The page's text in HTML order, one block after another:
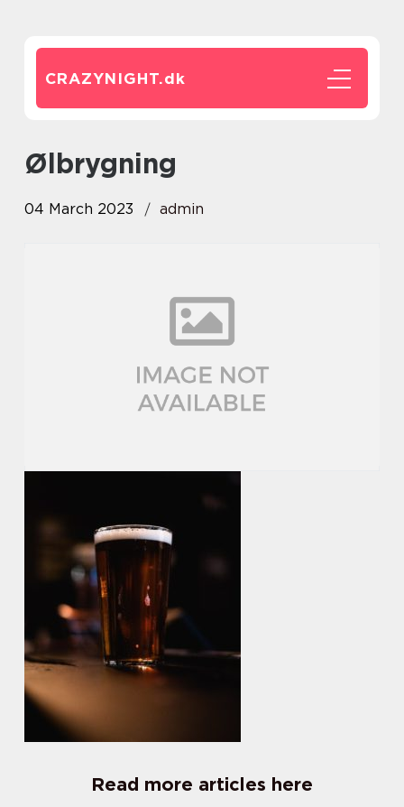
CRAZYNIGHT.dk
ølbrygning
04 March 2023 admin
Read more articles here